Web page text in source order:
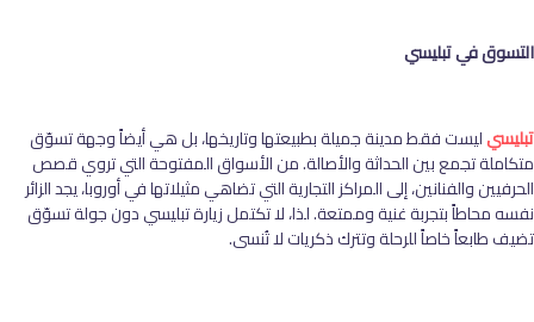
التسوق في تبليسي
تبليسيليست فقط مدينة جميلة بطبيعتها وتاريخها، بل هي أيضاً وجهة تسوّق
متكاملة تجمع بين الحداثة والأصالة. من الأسواق المفتوحة التي تروي قصص
الحرفيين والفنانين، إلى المراكز التجارية التي تضاهي مثيلاتها في أوروبا، يجد الزائر
نفسه محاطاً بتجربة غنية وممتعة. لذا، لا تكتمل زيارة تبليسي دون جولة تسوّق
تضيف طابعاً خاصاً للرحلة وتترك ذكريات لا تُنسى.